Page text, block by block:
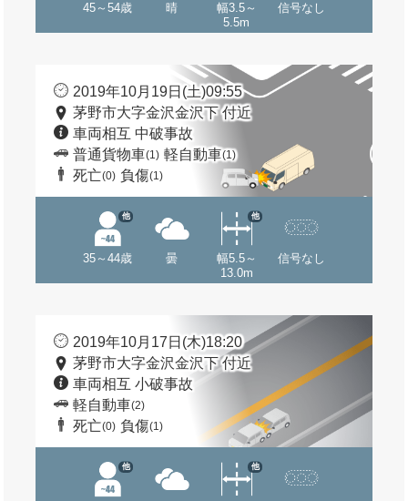
45～54歳 晴
幅3.5～
5.5m
信号なし
2019年10月19日(土)09:55
茅野市大字金沢金沢下 付近
車両相互 中破事故
普通貨物車(1) 軽自動車(1)
死亡(0) 負傷(1)
35～44歳
他
曇
幅5.5～
13.0m
他
信号なし
2019年10月17日(木)18:20
茅野市大字金沢金沢下 付近
車両相互 小破事故
軽自動車(2)
死亡(0) 負傷(1)
他 他